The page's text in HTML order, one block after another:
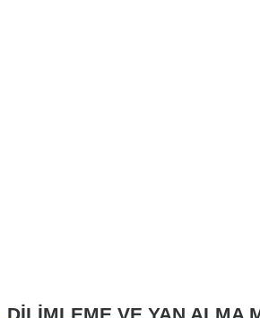
DİLİMLEME VE YAN ALMA